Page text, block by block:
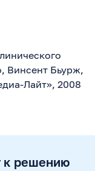
Винсент Бьурж,
Лайт», 2008
к решению